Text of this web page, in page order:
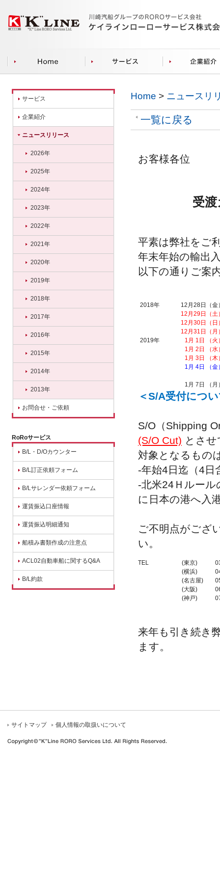
サービス
企業紹介
ニュースリリース
2026年
2025年
2024年
2023年
2022年
2021年
2020年
2019年
2018年
2017年
2016年
2015年
2014年
2013年
お問合せ・ご依頼
RoRoサービス
B/L・D/Oカウンター
B/L訂正依頼フォーム
B/Lサレンダー依頼フォーム
運賃振込口座情報
運賃振込明細通知
船積み書類作成の注意点
ACL02自動車船に関するQ&A
B/L約款
Home > ニュースリ
一覧に戻る
お客様各位
受
平素は弊社をご
年末年始の輸出
以下の通りご案
2018年
12月28日（金
12月29日（土
12月30日（日
12月31日（月
2019年
1月 1日 （火
1月 2日 （水
1月 3日 （木
1月 4日 （金
1月 7日 （月
＜S/A受付につ
S/O（Shipping
(S/O Cut) とさ
対象となるもの
-年始4日迄（4日
-北米24Ｈルー
に日本の港へ入
ご不明点がござ
い。
TEL
(東京) 03-
(横浜)
(名古屋)
(大阪) 06-
(神戸)
来年も引き続き
ます。
サイトマップ 個人情報の取扱いについて